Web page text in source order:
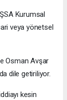
Kurumsal
veya yönetsel
Osman Avşar
dile getiriliyor.
kesin